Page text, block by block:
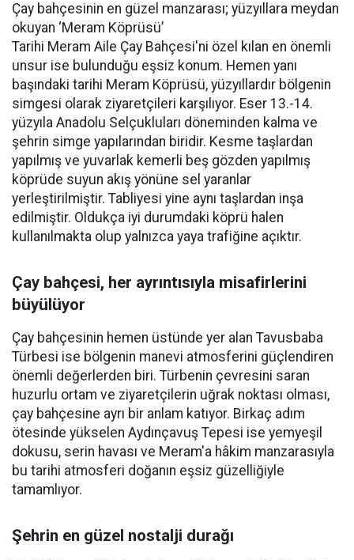
Çay bahçesinin en güzel manzarası; yüzyıllara meydan
okuyan ‘Meram Köprüsü’
Tarihi Meram Aile Çay Bahçesi'ni özel kılan en önemli
unsur ise bulunduğu eşsiz konum. Hemen yanı
başındaki tarihi Meram Köprüsü, yüzyıllardır bölgenin
simgesi olarak ziyaretçileri karşılıyor. Eser 13.-14.
yüzyıla Anadolu Selçukluları döneminden kalma ve
şehrin simge yapılarından biridir. Kesme taşlardan
yapılmış ve yuvarlak kemerli beş gözden yapılmış
köprüde suyun akış yönüne sel yaranlar
yerleştirilmiştir. Tabliyesi yine aynı taşlardan inşa
edilmiştir. Oldukça iyi durumdaki köprü halen
kullanılmakta olup yalnızca yaya trafiğine açıktır.
Çay bahçesi, her ayrıntısıyla misafirlerini
büyülüyor
Çay bahçesinin hemen üstünde yer alan Tavusbaba
Türbesi ise bölgenin manevi atmosferini güçlendiren
önemli değerlerden biri. Türbenin çevresini saran
huzurlu ortam ve ziyaretçilerin uğrak noktası olması,
çay bahçesine ayrı bir anlam katıyor. Birkaç adım
ötesinde yükselen Aydınçavuş Tepesi ise yemyeşil
dokusu, serin havası ve Meram'a hâkim manzarasıyla
bu tarihi atmosferi doğanın eşsiz güzelliğiyle
tamamlıyor.
Şehrin en güzel nostalji durağı